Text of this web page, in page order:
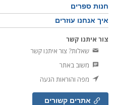
חנות ספרים
איך אנחנו עוזרים
צור איתנו קשר
שאלות? צור איתנו קשר
משוב באתר
מפה והוראות הגעה
אתרים קשורים